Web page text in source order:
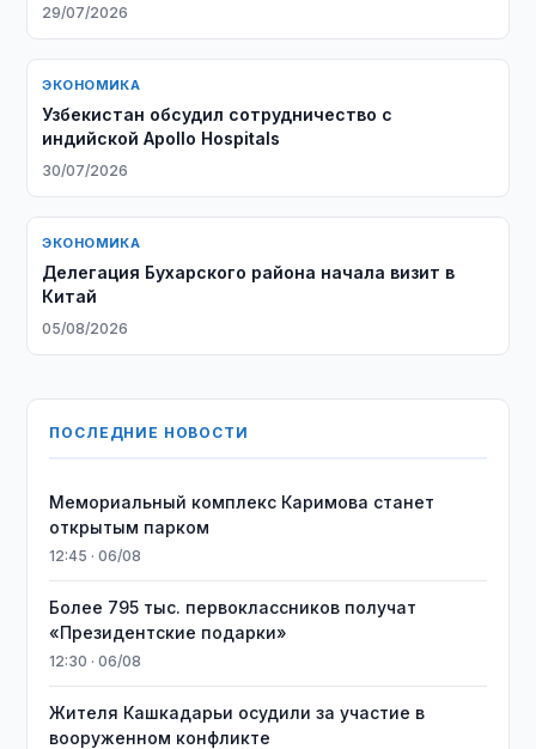
29/07/2026
ЭКОНОМИКА
Узбекистан обсудил сотрудничество с
индийской Apollo Hospitals
30/07/2026
ЭКОНОМИКА
Делегация Бухарского района начала визит в
Китай
05/08/2026
ПОСЛЕДНИЕ НОВОСТИ
Мемориальный комплекс Каримова станет
открытым парком
12:45 · 06/08
Более 795 тыс. первоклассников получат
«Президентские подарки»
12:30 · 06/08
Жителя Кашкадарьи осудили за участие в
вооруженном конфликте